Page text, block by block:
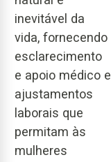
inevitável da
vida, fornecendo
esclarecimento
e apoio médico e
ajustamentos
laborais que
permitam às
mulheres